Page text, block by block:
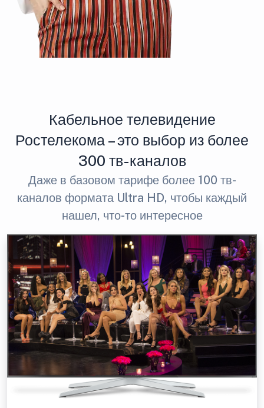
Кабельное телевидение
Ростелекома – это выбор из более
300 тв-каналов
Даже в базовом тарифе более 100 тв-
каналов формата Ultra HD, чтобы каждый
нашел, что-то интересное